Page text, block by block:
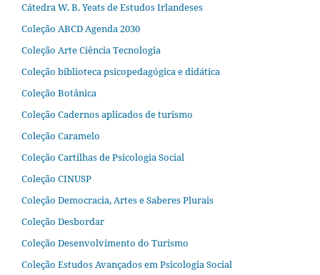
Cátedra W. B. Yeats de Estudos Irlandeses
Coleção ABCD Agenda 2030
Coleção Arte Ciência Tecnologia
Coleção biblioteca psicopedagógica e didática
Coleção Botânica
Coleção Cadernos aplicados de turismo
Coleção Caramelo
Coleção Cartilhas de Psicologia Social
Coleção CINUSP
Coleção Democracia, Artes e Saberes Plurais
Coleção Desbordar
Coleção Desenvolvimento do Turismo
Coleção Estudos Avançados em Psicologia Social